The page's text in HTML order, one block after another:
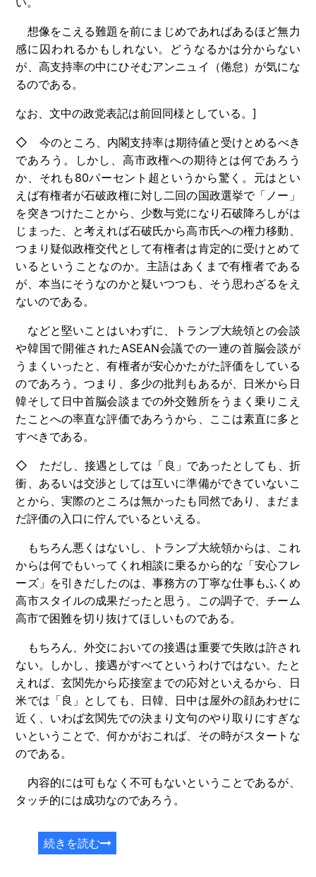
想像をこえる難題を前にまじめであればあるほど無力
感に囚われるかもしれない。どうなるかは分からない
が、高支持率の中にひそむアンニュイ（倦怠）が気にな
るのである。
なお、文中の政党表記は前回同様としている。]
◇ 今のところ、内閣支持率は期待値と受けとめるべき
であろう。しかし、高市政権への期待とは何であろう
か、それも80パーセント超というから驚く。元はとい
えば有権者が石破政権に対し二回の国政選挙で「ノー」
を突きつけたことから、少数与党になり石破降ろしがは
じまった、と考えれば石破氏から高市氏への権力移動、
つまり疑似政権交代として有権者は肯定的に受けとめて
いるということなのか。主語はあくまで有権者である
が、本当にそうなのかと疑いつつも、そう思わざるをえ
ないのである。
などと堅いことはいわずに、トランプ大統領との会談
や韓国で開催されたASEAN会議での一連の首脳会談が
うまくいったと、有権者が安心かたがた評価をしている
のであろう。つまり、多少の批判もあるが、日米から日
韓そして日中首脳会談までの外交難所をうまく乗りこえ
たことへの率直な評価であろうから、ここは素直に多と
すべきである。
◇ ただし、接遇としては「良」であったとしても、折
衝、あるいは交渉としては互いに準備ができていないこ
とから、実際のところは無かったも同然であり、まだま
だ評価の入口に佇んでいるといえる。
もちろん悪くはないし、トランプ大統領からは、これ
からは何でもいってくれ相談に乗るから的な「安心フレ
ーズ」を引きだしたのは、事務方の丁寧な仕事もふくめ
高市スタイルの成果だったと思う。この調子で、チーム
高市で困難を切り抜けてほしいものである。
もちろん、外交においての接遇は重要で失敗は許され
ない。しかし、接遇がすべてというわけではない。たと
えれば、玄関先から応接室までの応対といえるから、日
米では「良」としても、日韓、日中は屋外の顔あわせに
近く、いわば玄関先での決まり文句のやり取りにすぎな
いということで、何かがおこれば、その時がスタートな
のである。
内容的には可もなく不可もないということであるが、
タッチ的には成功なのであろう。
続きを読む